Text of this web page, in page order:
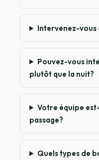
Intervenez-vous
Pouvez-vous
plutôt que la nuit?
Votre équipe
passage?
Quels types de